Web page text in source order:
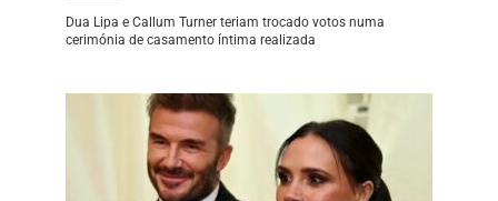
Dua Lipa e Callum Turner teriam trocado votos numa
cerimónia de casamento íntima realizada